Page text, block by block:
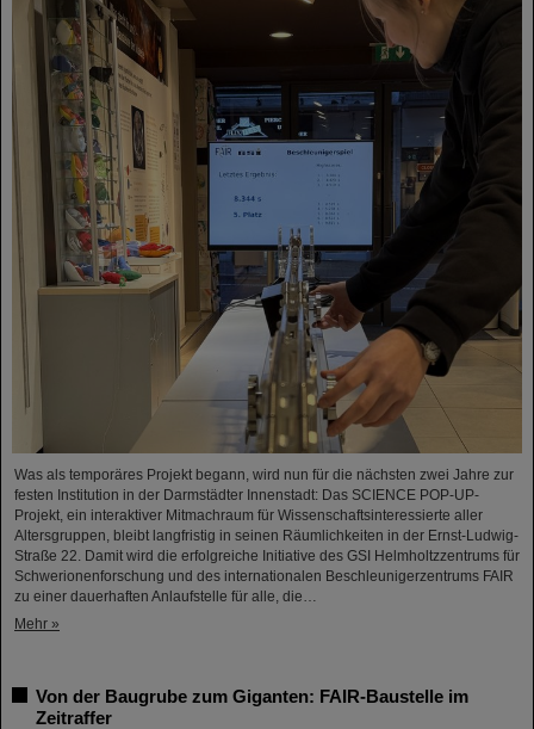
Was als temporäres Projekt begann, wird nun für die nächsten zwei Jahre zur
festen Institution in der Darmstädter Innenstadt: Das SCIENCE POP-UP-
Projekt, ein interaktiver Mitmachraum für Wissenschaftsinteressierte aller
Altersgruppen, bleibt langfristig in seinen Räumlichkeiten in der Ernst-Ludwig-
Straße 22. Damit wird die erfolgreiche Initiative des GSI Helmholtzzentrums für
Schwerionenforschung und des internationalen Beschleunigerzentrums FAIR
zu einer dauerhaften Anlaufstelle für alle, die…
Mehr »
Von der Baugrube zum Giganten: FAIR-Baustelle im
Zeitraffer